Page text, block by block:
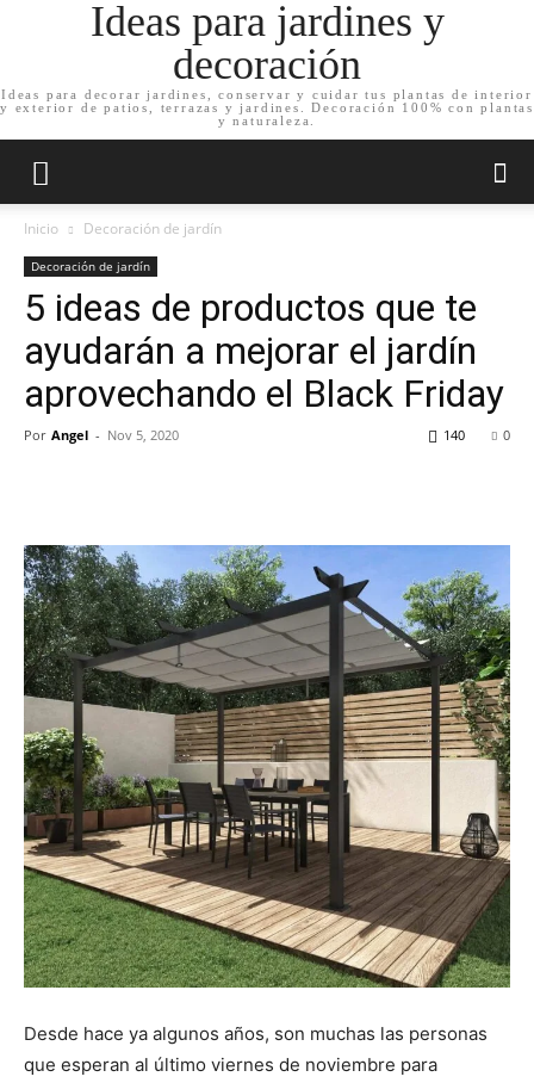
Ideas para jardines y
decoración
Ideas para decorar jardines, conservar y cuidar tus plantas de interior
y exterior de patios, terrazas y jardines. Decoración 100% con plantas
y naturaleza.
Inicio Decoración de jardín
Decoración de jardín
5 ideas de productos que te
ayudarán a mejorar el jardín
aprovechando el Black Friday
Por Angel - Nov 5, 2020 0
140
Desde hace ya algunos años, son muchas las personas
que esperan al último viernes de noviembre para